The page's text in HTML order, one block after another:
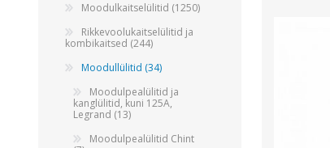
Moodulkaitselülitid (1250)
Rikkevoolukaitselülitid ja
kombikaitsed (244)
Moodullülitid (34)
Moodulpealülitid ja
kanglülitid, kuni 125A,
Legrand (13)
Moodulpealülitid Chint